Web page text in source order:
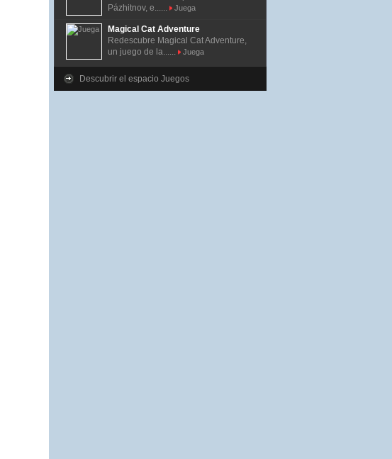
Pázhitnov, e......
Juega
Magical Cat Adventure
Redescubre Magical Cat Adventure,
un juego de la......
Juega
Descubrir el espacio Juegos